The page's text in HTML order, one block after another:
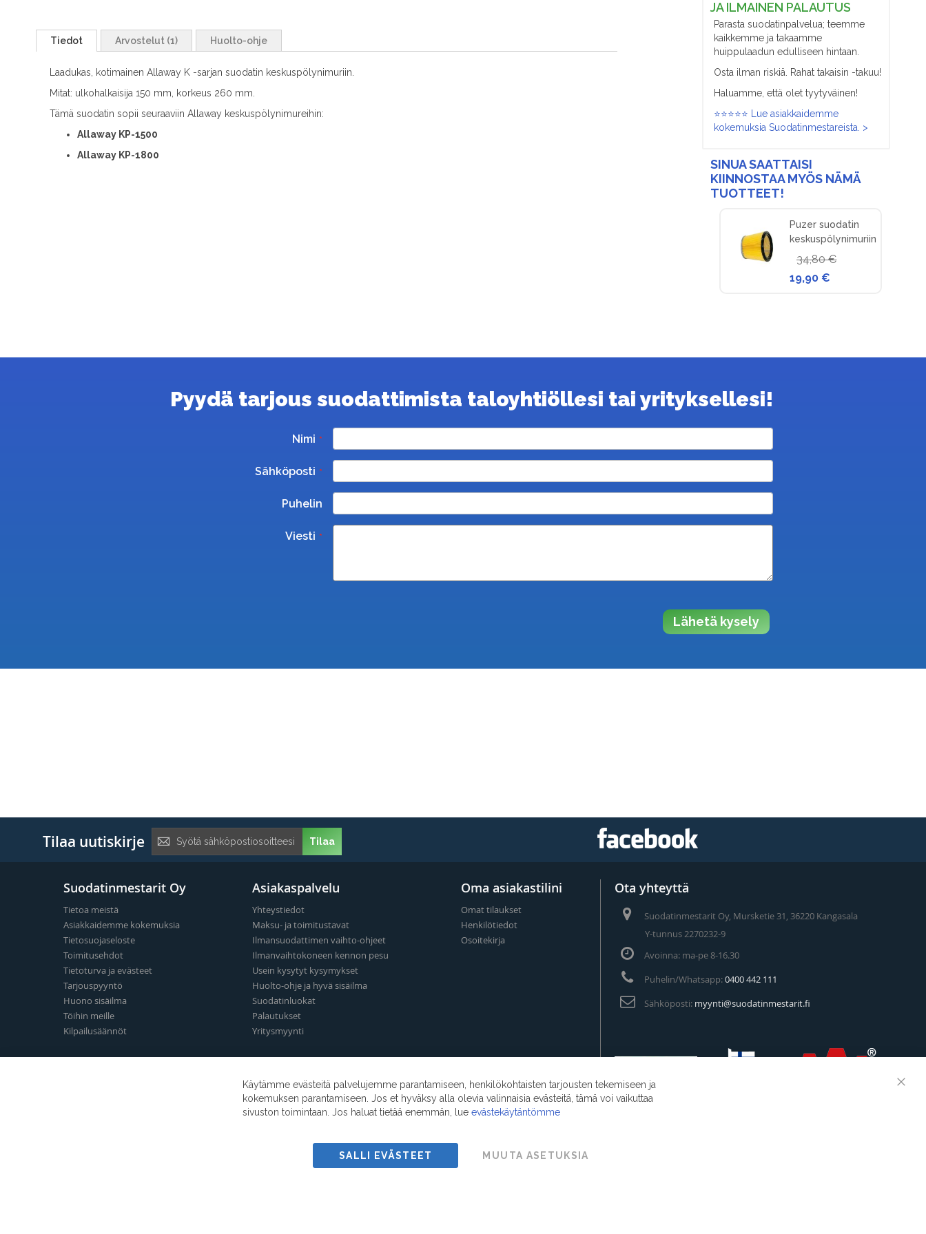
Tiedot
Laadukas, kotimainen Allaway K -sarjan suodatin keskuspölynimuriin.
Mitat: ulkohalkaisija 150 mm, korkeus 260 mm.
Tämä suodatin sopii seuraaviin Allaway keskuspölynimureihin:
Allaway KP-1500
Allaway KP-1800
Arvostelut 1 Huolto-ohje
JA ILMAINEN PALAUTUS
Parasta suodatinpalvelua; teemme
kaikkemme ja takaamme
huippulaadun edulliseen hintaan.
Osta ilman riskiä. Rahat takaisin -takuu!
Haluamme, että olet tyytyväinen!
⭐⭐⭐⭐⭐ Lue asiakkaidemme
kokemuksia Suodatinmestareista. >
SINUA SAATTAISI
KIINNOSTAA MYÖS NÄMÄ
TUOTTEET!
Puzer suodatin
keskuspölynimuriin
19,90 €
34,80 €
Pyydä tarjous suodattimista taloyhtiöllesi tai yrityksellesi!
Nimi
Sähköposti
Puhelin
Viesti
Lähetä kysely
Tilaa uutiskirje
uutiskirje:
Tilaa
Suodatinmestarit Oy
Tietoa meistä
Asiakkaidemme kokemuksia
Tietosuojaseloste
Toimitusehdot
Tietoturva ja evästeet
Tarjouspyyntö
Huono sisäilma
Töihin meille
Kilpailusäännöt
Asiakaspalvelu
Yhteystiedot
Maksu- ja toimitustavat
Ilmansuodattimen vaihto-ohjeet
Ilmanvaihtokoneen kennon pesu
Usein kysytyt kysymykset
Huolto-ohje ja hyvä sisäilma
Suodatinluokat
Palautukset
Yritysmyynti
Oma asiakastilini
Omat tilaukset
Henkilötiedot
Osoitekirja
Ota yhteyttä
Suodatinmestarit Oy, Mursketie 31, 36220 Kangasala
Y-tunnus 2270232-9
Avoinna: ma-pe 8-16.30
Puhelin/Whatsapp:0400 442 111
Sähköposti: myynti@suodatinmestarit.fi
Käytämme evästeitä palvelujemme parantamiseen, henkilökohtaisten tarjousten tekemiseen ja
kokemuksen parantamiseen. Jos et hyväksy alla olevia valinnaisia evästeitä, tämä voi vaikuttaa
sivuston toimintaan. Jos haluat tietää enemmän, lue evästekäytäntömme
SALLI EVÄSTEET MUUTA ASETUKSIA